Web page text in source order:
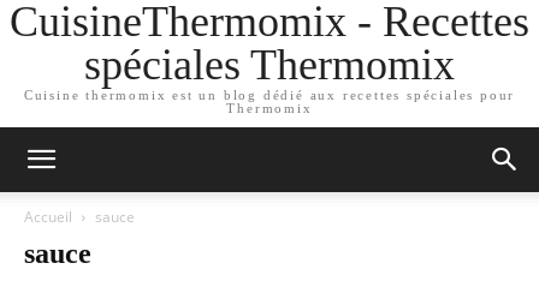
CuisineThermomix - Recettes
spéciales Thermomix
Cuisine thermomix est un blog dédié aux recettes spéciales pour
Thermomix
Accueil sauce
sauce